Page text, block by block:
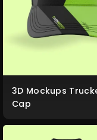
3D Mockups
Cap